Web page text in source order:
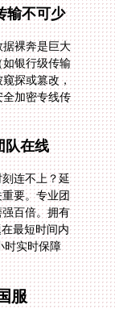
输不可少
裸奔是巨大
银行级传输
探或篡改，
加密专线传
队在线
连不上？延
要。专业团
百倍。拥有
最短时间内
时实时保障
服